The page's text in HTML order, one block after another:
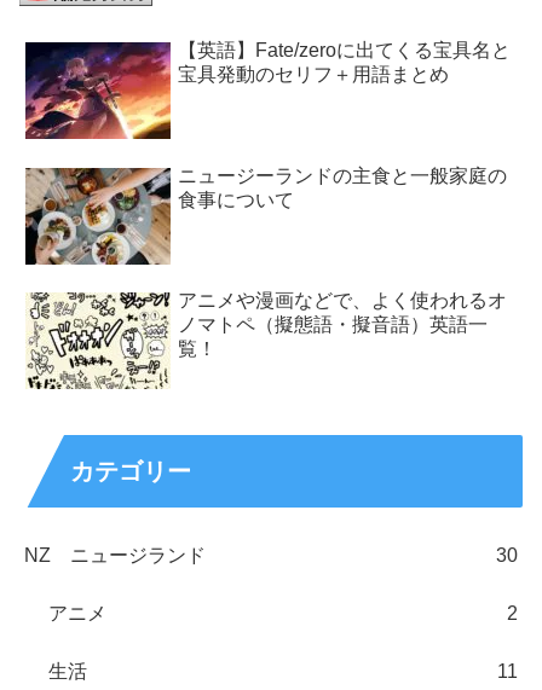
【英語】Fate/zeroに出てくる宝具名と
宝具発動のセリフ＋用語まとめ
ニュージーランドの主食と一般家庭の
食事について
アニメや漫画などで、よく使われるオ
ノマトペ（擬態語・擬音語）英語一
覧！
カテゴリー
NZ ニュージランド 30
アニメ 2
生活 11